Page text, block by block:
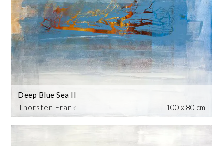
Thorsten Frank
Deep Blue Sea II
100 x 80 cm